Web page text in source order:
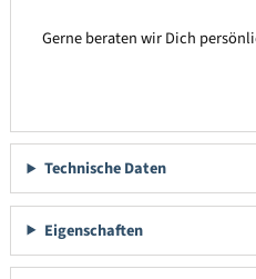
Gerne beraten wir Dich
Technische Daten
Eigenschaften